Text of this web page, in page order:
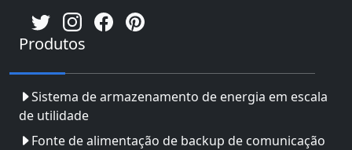
Produtos
Sistema de armazenamento de energia em escala
de utilidade
Fonte de alimentação de backup de comunicação